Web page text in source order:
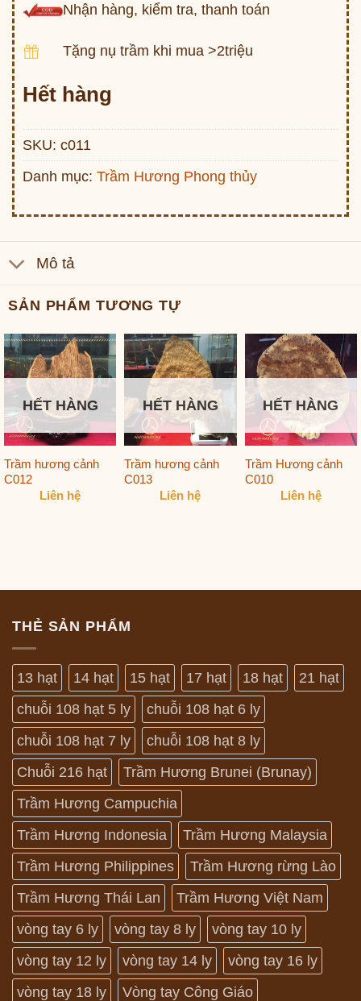
Nhận hàng, kiểm tra, thanh toán
Tặng nụ trầm khi mua >2triệu
Hết hàng
SKU: c011
Danh mục: Trầm Hương Phong thủy
Mô tả
SẢN PHẨM TƯƠNG TỰ
HẾT HÀNG
Trầm hương cảnh
C012
Liên hệ
HẾT HÀNG
Trầm hương cảnh
C013
Liên hệ
HẾT HÀNG
Trầm Hương cảnh
C010
Liên hệ
THẺ SẢN PHẨM
13 hạt 14 hạt 15 hạt 17 hạt 18 hạt
21 hạt
chuỗi 108 hạt 5 ly
chuỗi 108 hạt 6 ly
chuỗi 108 hạt 7 ly
chuỗi 108 hạt 8 ly
Chuỗi 216 hạt
Trầm Hương Brunei (Brunay)
Trầm Hương Campuchia
Trầm Hương Indonesia
Trầm Hương Malaysia
Trầm Hương Philippines
Trầm Hương rừng Lào
Trầm Hương Thái Lan
Trầm Hương Việt Nam
vòng tay 6 ly
vòng tay 8 ly
vòng tay 10 ly
vòng tay 12 ly
vòng tay 14 ly
vòng tay 16 ly
vòng tay 18 ly
Vòng tay Công Giáo